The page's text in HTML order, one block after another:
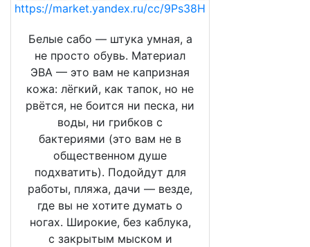
https://market.yandex.ru/cc/9Ps38H
Белые сабо — штука умная, а
не просто обувь. Материал
ЭВА — это вам не капризная
кожа: лёгкий, как тапок, но не
рвётся, не боится ни песка, ни
воды, ни грибков с
бактериями (это вам не в
общественном душе
подхватить). Подойдут для
работы, пляжа, дачи — везде,
где вы не хотите думать о
ногах. Широкие, без каблука,
с закрытым мыском и